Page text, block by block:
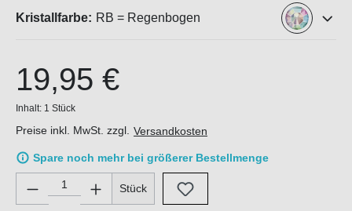
Kristallfarbe: RB = Regenbogen
19,95 €
Inhalt: 1 Stück
Preise inkl. MwSt. zzgl. Versandkosten
Spare noch mehr bei größerer Bestellmenge
Produkt Anzahl: Gib den gewünschten Wert ein oder
Stück